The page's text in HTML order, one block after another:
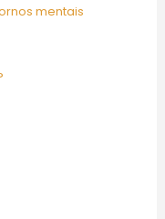
mentais